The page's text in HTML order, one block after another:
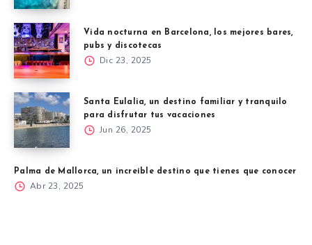
Vida nocturna en Barcelona, los mejores bares,
pubs y discotecas
Dic 23, 2025
Santa Eulalia, un destino familiar y tranquilo
para disfrutar tus vacaciones
Jun 26, 2025
Palma de Mallorca, un increíble destino que tienes que conocer
Abr 23, 2025